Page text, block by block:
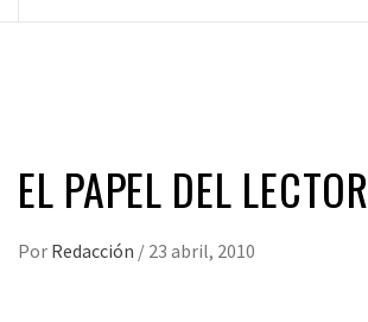
EL PAPEL DEL LECTOR
Por Redacción / 23 abril, 2010